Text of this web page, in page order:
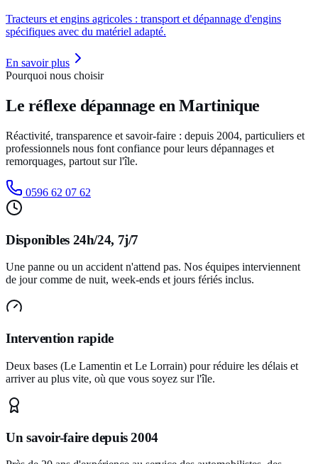
Tracteurs et engins agricoles : transport et dépannage d'engins
spécifiques avec du matériel adapté.
En savoir plus
Pourquoi nous choisir
Le réflexe dépannage en Martinique
Réactivité, transparence et savoir-faire : depuis 2004, particuliers et
professionnels nous font confiance pour leurs dépannages et
remorquages, partout sur l'île.
0596 62 07 62
Disponibles 24h/24, 7j/7
Une panne ou un accident n'attend pas. Nos équipes interviennent
de jour comme de nuit, week-ends et jours fériés inclus.
Intervention rapide
Deux bases (Le Lamentin et Le Lorrain) pour réduire les délais et
arriver au plus vite, où que vous soyez sur l'île.
Un savoir-faire depuis 2004